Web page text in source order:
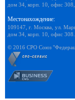
дом 34, корп. 10, офис
Местонахождение:
109147, г. Москва, ул.
дом 34, корп. 10, офис 308.
© 2016 СРО Союз